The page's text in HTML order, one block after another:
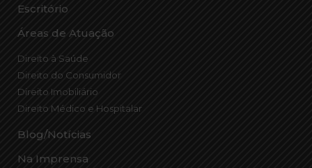
Escritório
Áreas de Atuação
Direito à Saúde
Direito do Consumidor
Direito Imobiliário
Direito Médico e Hospitalar
Blog/Notícias
Na Imprensa